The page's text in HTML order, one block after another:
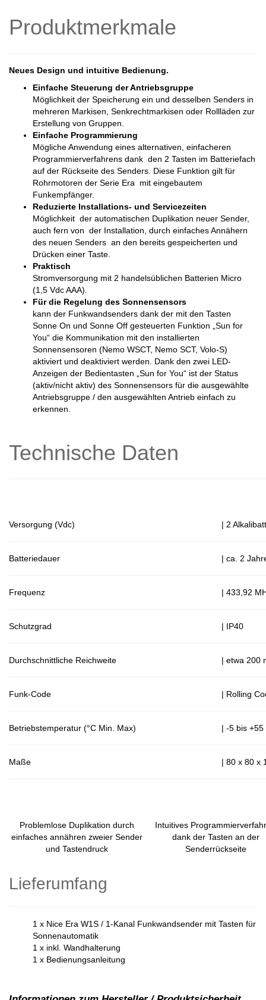
Produktmerkmale
Neues Design und intuitive Bedienung.
Einfache Steuerung der Antriebsgruppe
Möglichkeit der Speicherung ein und desselben Senders in
mehreren Markisen, Senkrechtmarkisen oder Rollläden zur
Erstellung von Gruppen.
Einfache Programmierung
Mögliche Anwendung eines alternativen, einfacheren
Programmierverfahrens dank den 2 Tasten im Batteriefach
auf der Rückseite des Senders. Diese Funktion gilt für
Rohrmotoren der Serie Era mit eingebautem
Funkempfänger.
Reduzierte Installations- und Servicezeiten
Möglichkeit der automatischen Duplikation neuer Sender,
auch fern von der Installation, durch einfaches Annähern
des neuen Senders an den bereits gespeicherten und
Drücken einer Taste.
Praktisch
Stromversorgung mit 2 handelsüblichen Batterien Micro
(1,5 Vdc AAA).
Für die Regelung des Sonnensensors
kann der Funkwandsenders dank der mit den Tasten
Sonne On und Sonne Off gesteuerten Funktion „Sun for
You“ die Kommunikation mit den installierten
Sonnensensoren (Nemo WSCT, Nemo SCT, Volo-S)
aktiviert und deaktiviert werden. Dank den zwei LED-
Anzeigen der Bedientasten „Sun for You“ ist der Status
(aktiv/nicht aktiv) des Sonnensensors für die ausgewählte
Antriebsgruppe / den ausgewählten Antrieb einfach zu
erkennen.
Technische Daten
Versorgung (Vdc) | 2
Batteriedauer | ca. 2
Frequenz | 433,92
Schutzgrad | IP40
Durchschnittliche Reichweite | etwa 200
Funk-Code | Rolling
Betriebstemperatur (°C Min. Max) | -5 bis +55
Maße | 80 x 80 x
Problemlose Duplikation durch
einfaches annähren zweier Sender
und Tastendruck
Intuitives
dank der Tasten an der
Senderrückseite
Lieferumfang
1 x Nice Era W1S / 1-Kanal Funkwandsender mit Tasten für
Sonnenautomatik
1 x inkl. Wandhalterung
1 x Bedienungsanleitung